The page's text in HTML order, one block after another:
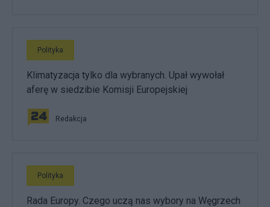
Polityka
Klimatyzacja tylko dla wybranych. Upał wywołał
aferę w siedzibie Komisji Europejskiej
Redakcja
Polityka
Rada Europy. Czego uczą nas wybory na Węgrzech